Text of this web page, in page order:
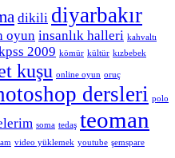
dikili diyarbakır
oyun insanlık halleri kahvaltı
2009 kömür kültür kızbebek
kuşu online oyun oruç
dersleri polo
soma tedaş teoman
video yüklemek youtube şemspare